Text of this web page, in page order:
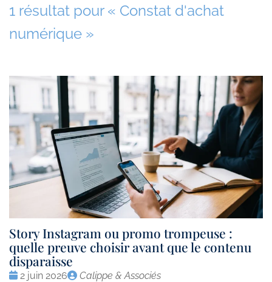
1 résultat pour « Constat d'achat
numérique »
Story Instagram ou promo trompeuse :
quelle preuve choisir avant que le contenu
disparaisse
Date
2 juin 2026
Publié
Calippe & Associés